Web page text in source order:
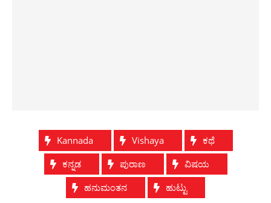
Kannada Vishaya
ಕಥೆ
ಕನ್ನಡ
ಪುರಾಣ
ವಿಷಯ
ಹನುಮಂತನ
ಹುಟ್ಟು